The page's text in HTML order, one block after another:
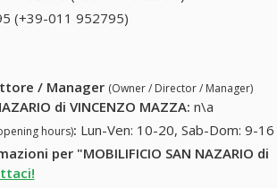
(+39-011 952795)
/ Manager (Owner / Director / Manager)
di VINCENZO MAZZA: n\a
hours): Lun-Ven: 10-20, Sab-Dom: 9-16
per "MOBILIFICIO SAN NAZARIO di